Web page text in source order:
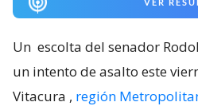
Un escolta del senador
un intento de asalto este
Vitacura , región